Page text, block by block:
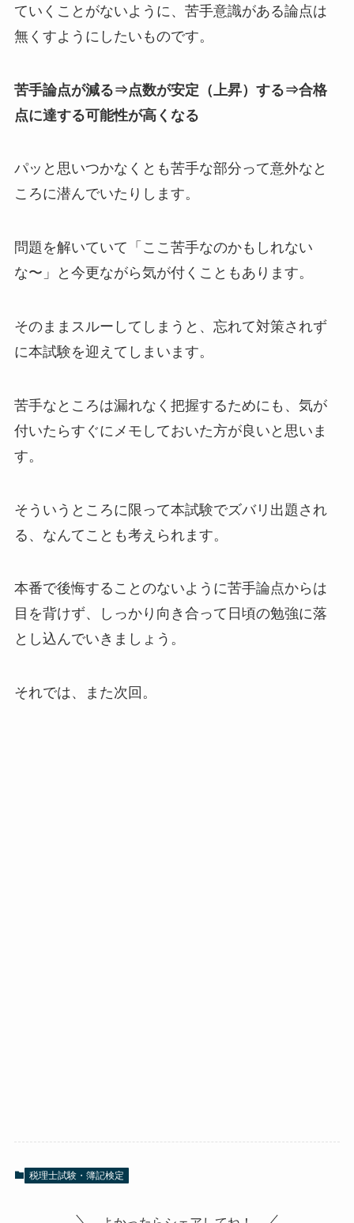
ていくことがないように、苦手意識がある論点は
無くすようにしたいものです。
苦手論点が減る⇒点数が安定（上昇）する⇒合格
点に達する可能性が高くなる
パッと思いつかなくとも苦手な部分って意外なと
ころに潜んでいたりします。
問題を解いていて「ここ苦手なのかもしれない
な〜」と今更ながら気が付くこともあります。
そのままスルーしてしまうと、忘れて対策されず
に本試験を迎えてしまいます。
苦手なところは漏れなく把握するためにも、気が
付いたらすぐにメモしておいた方が良いと思いま
す。
そういうところに限って本試験でズバリ出題され
る、なんてことも考えられます。
本番で後悔することのないように苦手論点からは
目を背けず、しっかり向き合って日頃の勉強に落
とし込んでいきましょう。
それでは、また次回。
税理士試験・簿記検定